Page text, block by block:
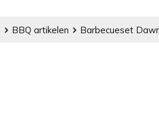
BBQ artikelen Barbecueset